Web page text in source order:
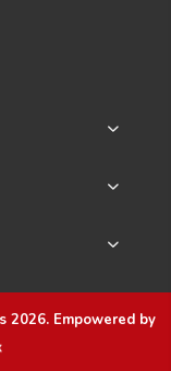
+
+
+
2026. Empowered by